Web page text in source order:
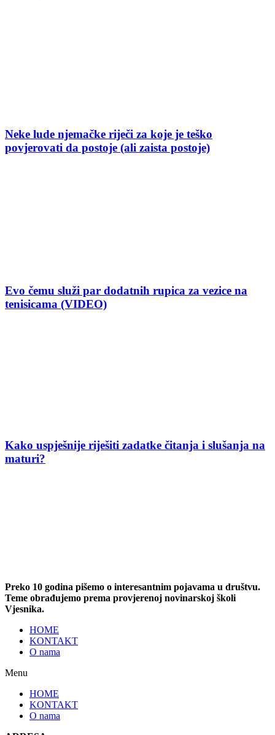
Neke lude njemačke riječi za koje je teško
povjerovati da postoje (ali zaista postoje)
Evo čemu služi par dodatnih rupica za vezice na
tenisicama (VIDEO)
Kako uspješnije riješiti zadatke čitanja i slušanja na
maturi?
Preko 10 godina pišemo o interesantnim pojavama u društvu.
Teme obrađujemo prema provjerenoj novinarskoj školi
Vjesnika.
HOME
KONTAKT
O nama
Menu
HOME
KONTAKT
O nama